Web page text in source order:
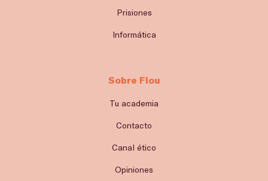
Prisiones
Informática
Sobre Flou
Tu academia
Contacto
Canal ético
Opiniones